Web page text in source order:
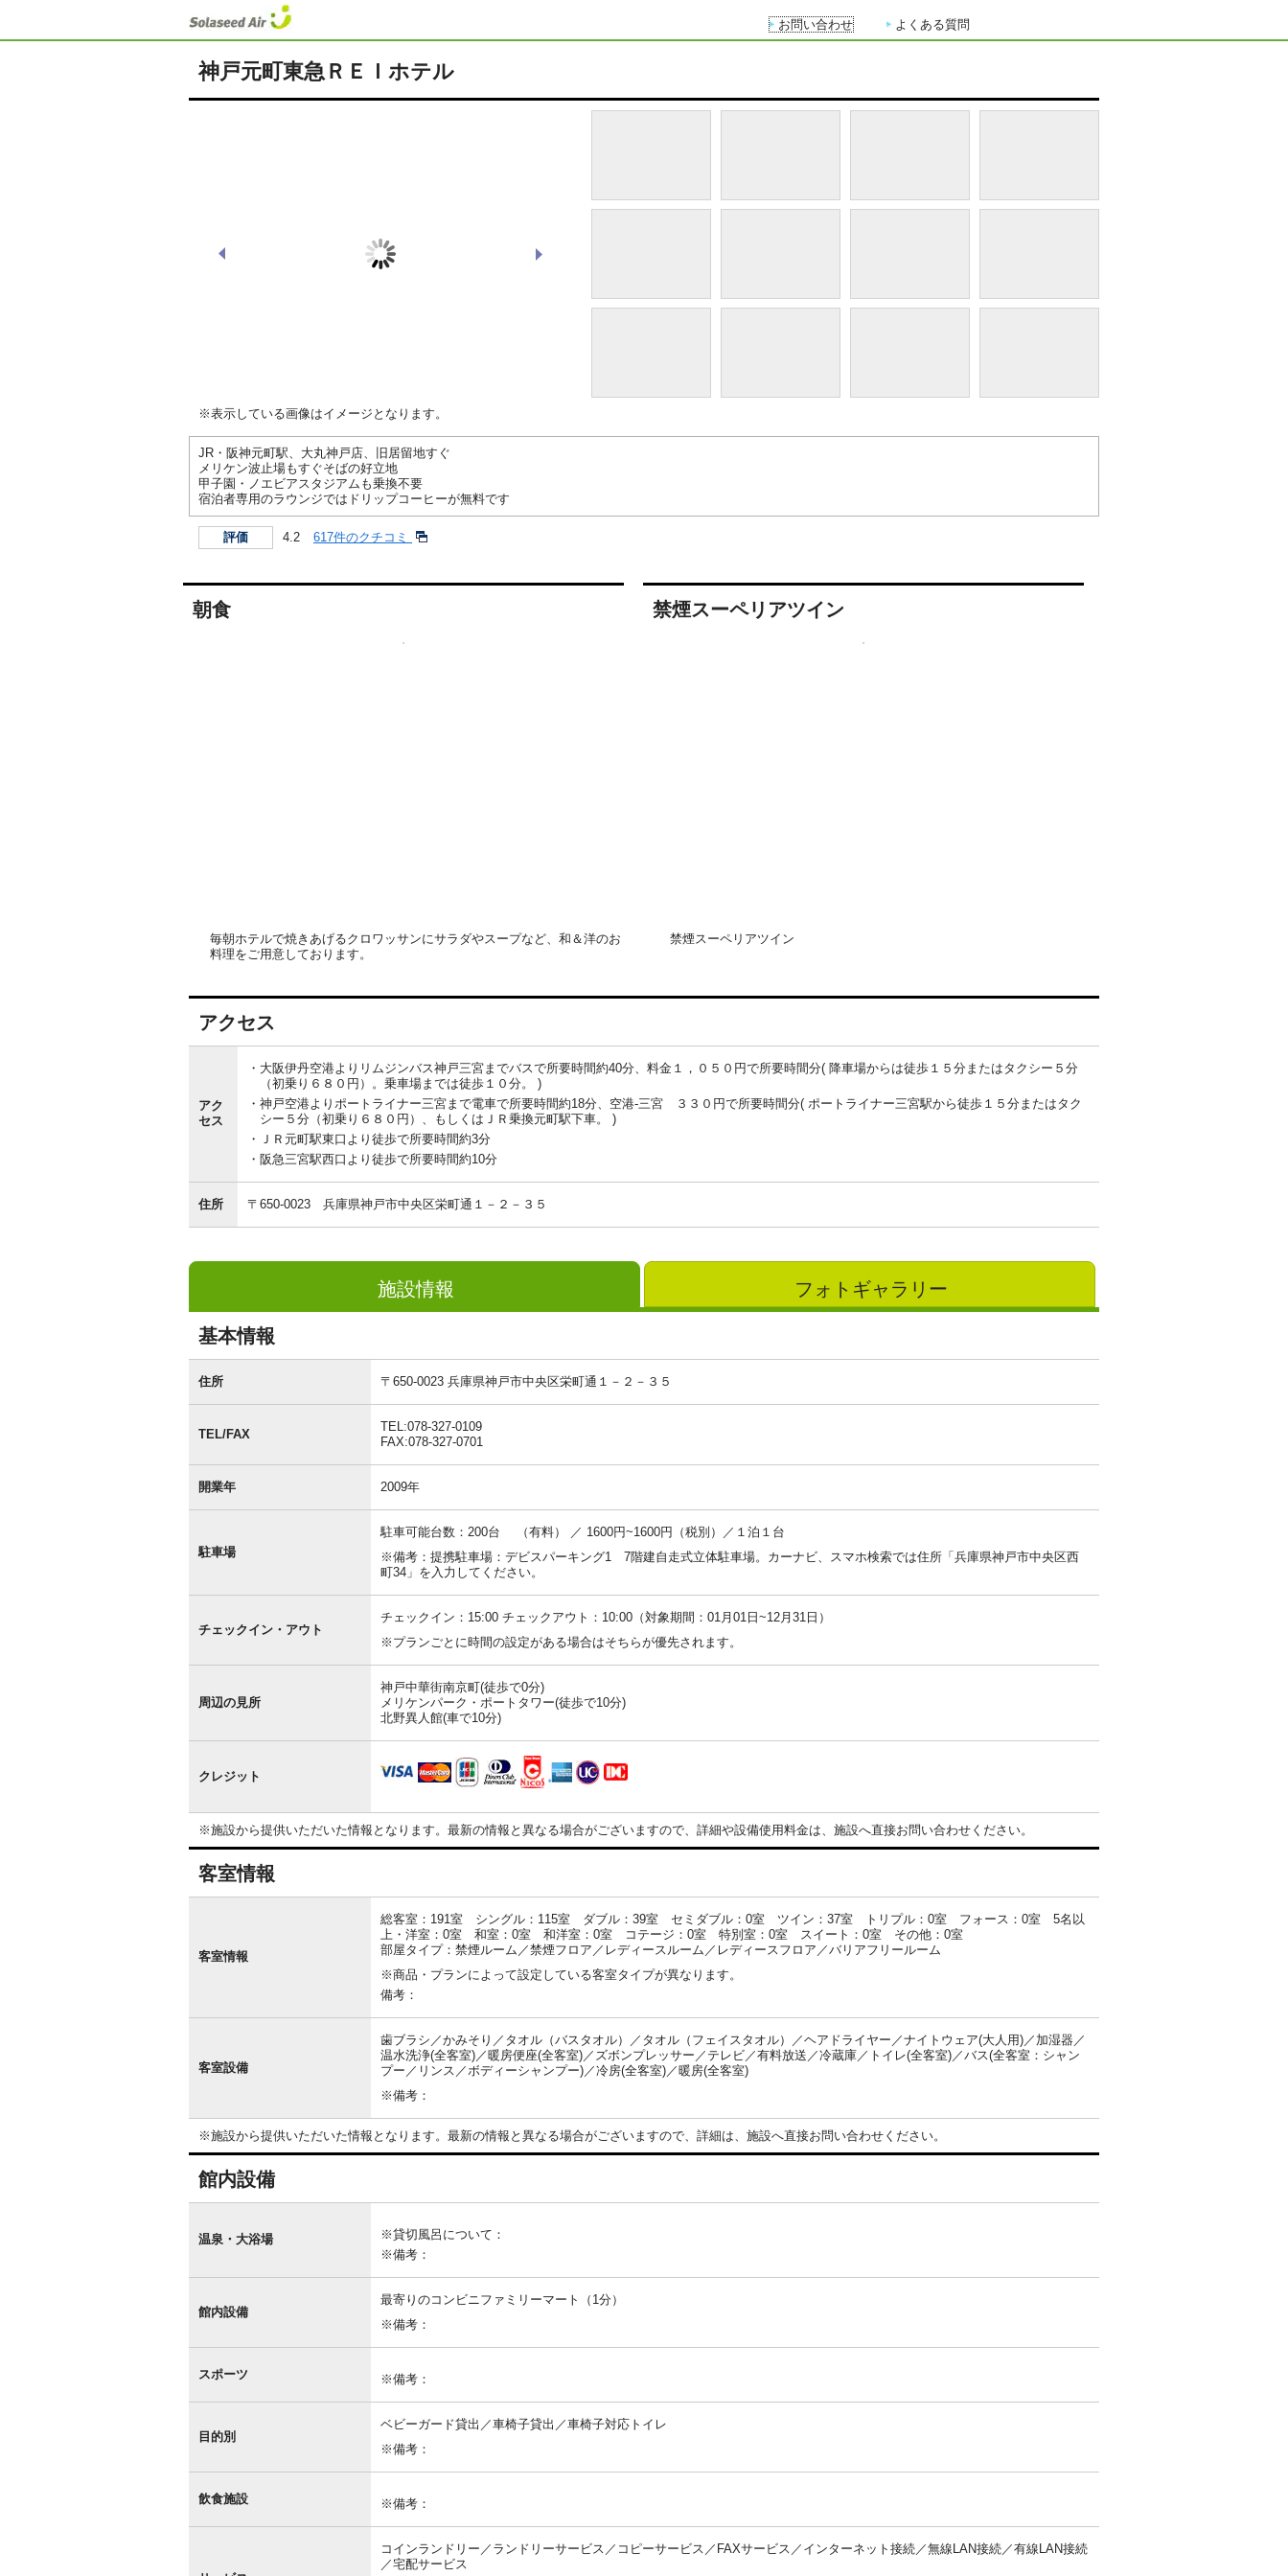
お問い合わせ よくある質問
神戸元町東急ＲＥＩホテル
※表示している画像はイメージとなります。
JR・阪神元町駅、大丸神戸店、旧居留地すぐ
メリケン波止場もすぐそばの好立地
甲子園・ノエビアスタジアムも乗換不要
宿泊者専用のラウンジではドリップコーヒーが無料です
評価 4.2 617件のクチコミ
朝食
毎朝ホテルで焼きあげるクロワッサンにサラダやスープなど、和＆洋のお
料理をご用意しております。
禁煙スーペリアツイン
禁煙スーペリアツイン
アクセス
ス
アク
セス
大阪伊丹空港よりリムジンバス神戸三宮までバスで所要時間約40分、料金１，０５０円で所要時間分( 降車場からは徒歩１５分またはタクシー５分
（初乗り６８０円）。乗車場までは徒歩１０分。 )
神戸空港よりポートライナー三宮まで電車で所要時間約18分、空港-三宮 ３３０円で所要時間分( ポートライナー三宮駅から徒歩１５分またはタク
シー５分（初乗り６８０円）、もしくはＪＲ乗換元町駅下車。 )
ＪＲ元町駅東口より徒歩で所要時間約3分
阪急三宮駅西口より徒歩で所要時間約10分
住所 〒650-0023 兵庫県神戸市中央区栄町通１－２－３５
施設情報 フォトギャラリー
基本情報
本住所 〒650-0023 兵庫県神戸市中央区栄町通１－２－３５
TEL/FAX
TEL:078-327-0109
FAX:078-327-0701
開業年 2009年
駐車場
駐車可能台数：200台 （有料） ／ 1600円~1600円（税別）／１泊１台
※備考：提携駐車場：デビスパーキング1 7階建自走式立体駐車場。カーナビ、スマホ検索では住所「兵庫県神戸市中央区西
町34」を入力してください。
チェックイン・アウト
チェックイン：15:00 チェックアウト：10:00（対象期間：01月01日~12月31日）
※プランごとに時間の設定がある場合はそちらが優先されます。
周辺の見所
神戸中華街南京町(徒歩で0分)
メリケンパーク・ポートタワー(徒歩で10分)
北野異人館(車で10分)
クレジット
※施設から提供いただいた情報となります。最新の情報と異なる場合がございますので、詳細や設備使用料金は、施設へ直接お問い合わせください。
客室情報
報
客室情報
総客室：191室 シングル：115室 ダブル：39室 セミダブル：0室 ツイン：37室 トリプル：0室 フォース：0室 5名以
上・洋室：0室 和室：0室 和洋室：0室 コテージ：0室 特別室：0室 スイート：0室 その他：0室
部屋タイプ：禁煙ルーム／禁煙フロア／レディースルーム／レディースフロア／バリアフリールーム
※商品・プランによって設定している客室タイプが異なります。
備考：
客室設備
歯ブラシ／かみそり／タオル（バスタオル）／タオル（フェイスタオル）／ヘアドライヤー／ナイトウェア(大人用)／加湿器／
温水洗浄(全客室)／暖房便座(全客室)／ズボンプレッサー／テレビ／有料放送／冷蔵庫／トイレ(全客室)／バス(全客室：シャン
プー／リンス／ボディーシャンプー)／冷房(全客室)／暖房(全客室)
※備考：
※施設から提供いただいた情報となります。最新の情報と異なる場合がございますので、詳細は、施設へ直接お問い合わせください。
館内設備
設温泉・大浴場
※貸切風呂について：
※備考：
館内設備
最寄りのコンビニファミリーマート（1分）
※備考：
スポーツ ※備考：
目的別
ベビーガード貸出／車椅子貸出／車椅子対応トイレ
※備考：
飲食施設 ※備考：
コインランドリー／ランドリーサービス／コピーサービス／FAXサービス／インターネット接続／無線LAN接続／有線LAN接続
／宅配サービス